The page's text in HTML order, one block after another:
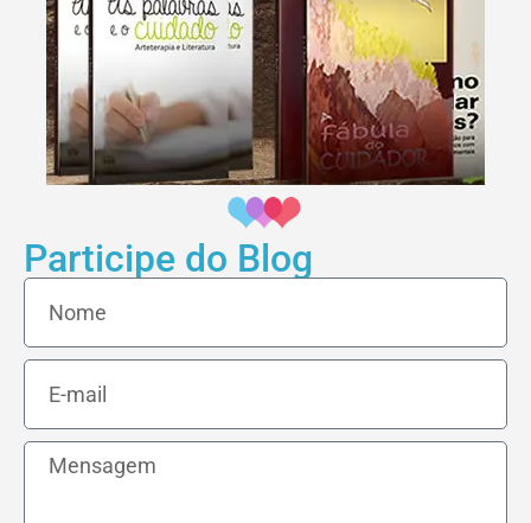
Participe do Blog